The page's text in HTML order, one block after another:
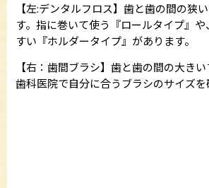
【左:デンタルフロス】歯と歯の間の狭
す。指に巻いて使う『ロールタイプ』
すい『ホルダータイプ』があります。
【右：歯間ブラシ】歯と歯の間の大きい
歯科医院で自分に合うブラシのサイズを